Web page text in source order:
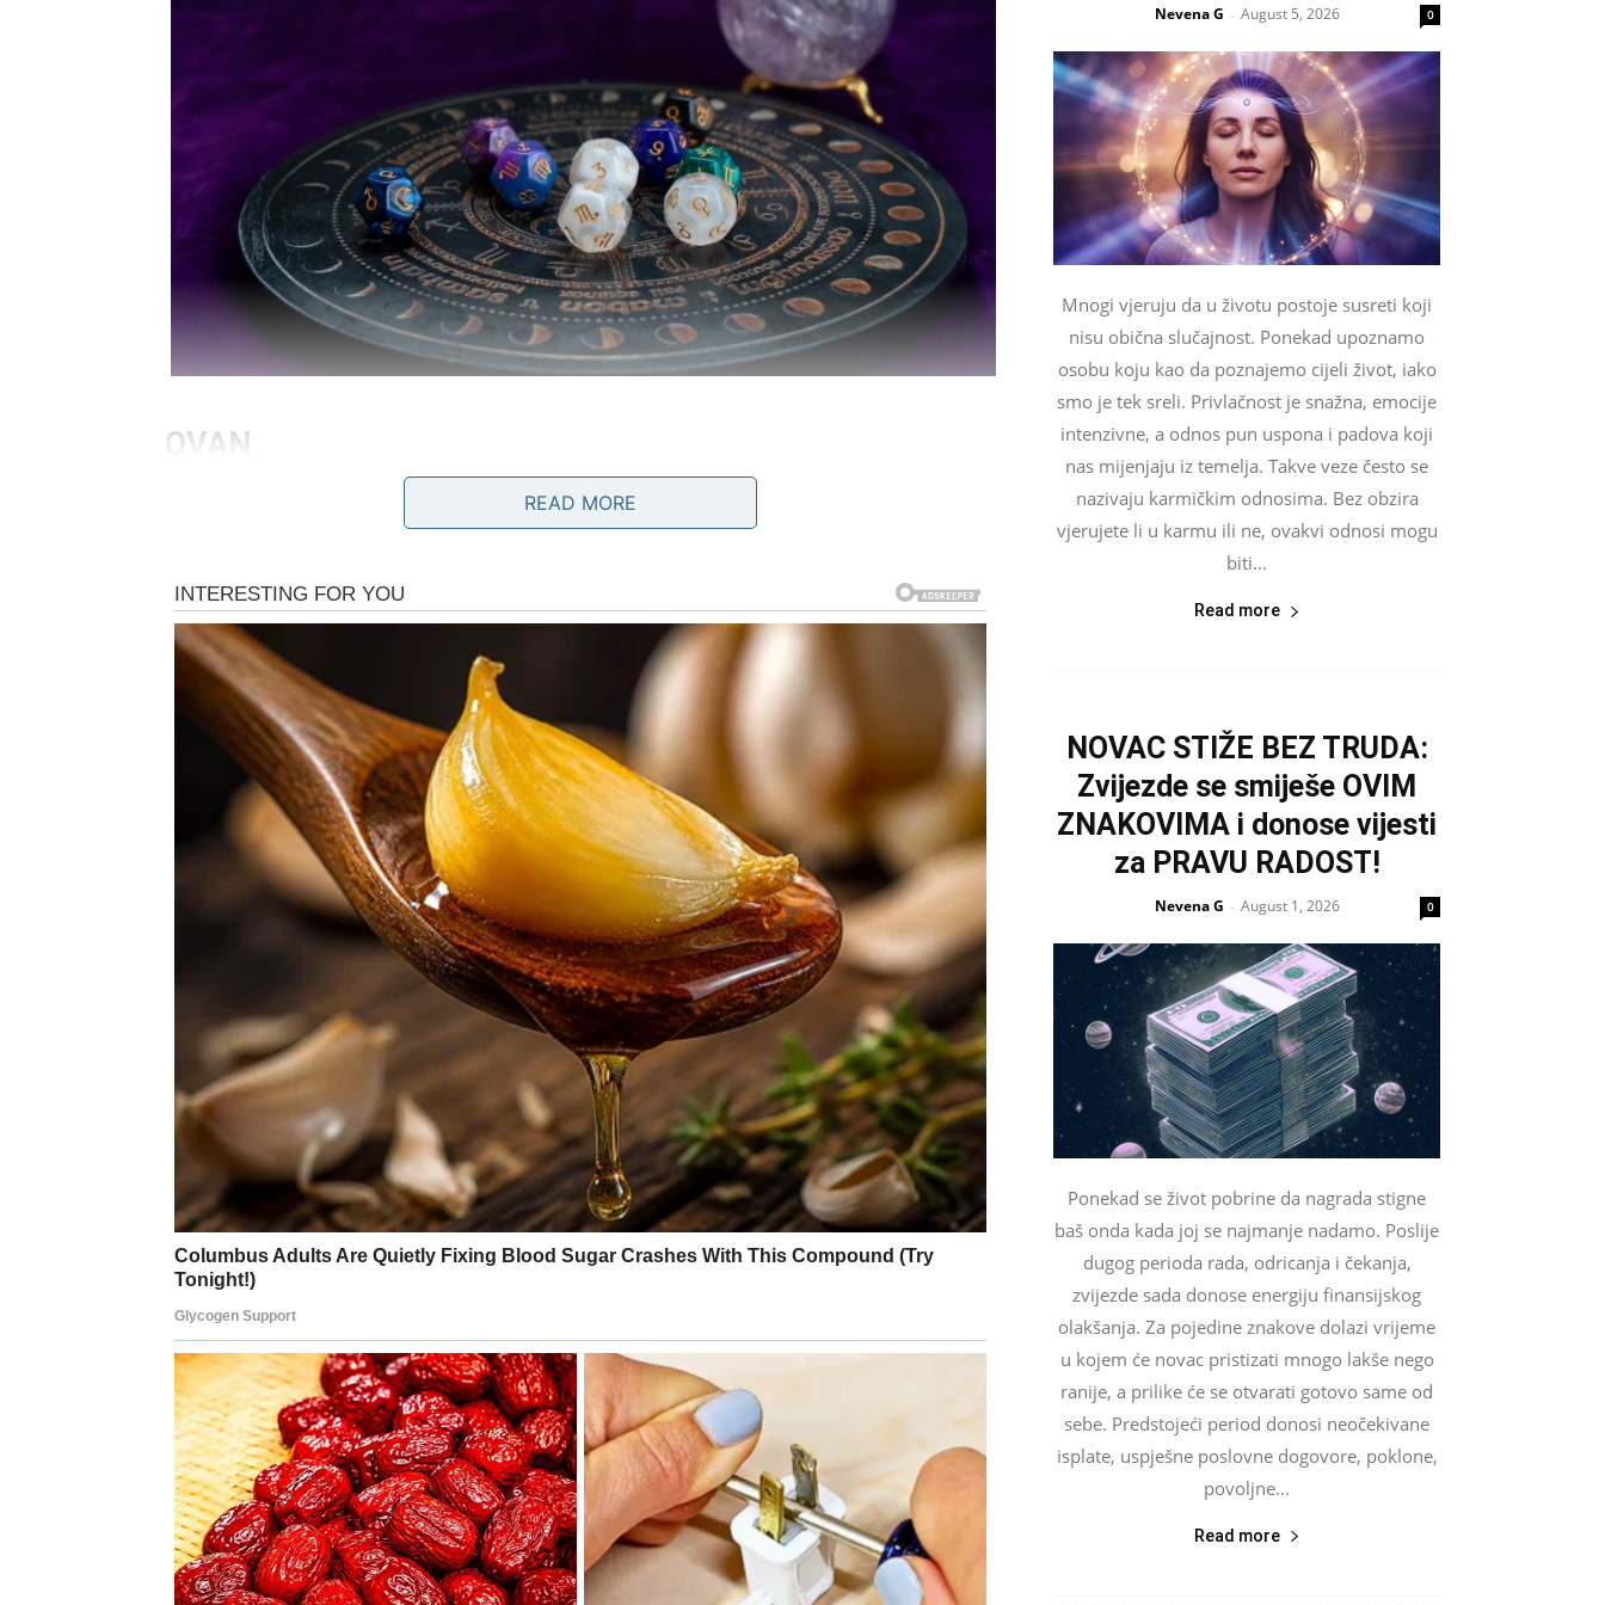
OVAN
Sudbina vam sprema neočekivan preokret
Pred vama su veoma uzbudljivi trenuci.
Bikovima dolazi emotivni mir i osjećaj sigurnosti.
Jedna osoba sada pokazuje emocije koje je dugo skrivala.
Ljubav vam dolazi kada ste skoro izgubili nadu
Pred vama su veoma nježni i posebni trenuci.
BLIZANCI
Zvijezde vam donose vijest koja mijenja mnogo toga.
Moguće je poznanstvo ili događaj koji vam potpuno okreće život u novom pravcu.
Ništa više neće biti isto
Pred vama su veoma važni trenuci.
RAK
Rakovi su među najvećim miljenicima sudbine u ovom periodu.
Poslije mnogo tuge dolazi sreća koju više nećete moći sakriti.
Sudbina vam donosi ono o čemu ste dugo maštali
READ MORE
Nevena G - August 5, 2026 0
Mnogi vjeruju da u životu postoje susreti koji
nisu obična slučajnost. Ponekad upoznamo
osobu koju kao da poznajemo cijeli život, iako
smo je tek sreli. Privlačnost je snažna, emocije
intenzivne, a odnos pun uspona i padova koji
nas mijenjaju iz temelja. Takve veze često se
nazivaju karmičkim odnosima. Bez obzira
vjerujete li u karmu ili ne, ovakvi odnosi mogu
biti...
Read more
NOVAC STIŽE BEZ TRUDA:
Zvijezde se smiješe OVIM
ZNAKOVIMA i donose vijesti
za PRAVU RADOST!
Nevena G - August 1, 2026 0
Ponekad se život pobrine da nagrada stigne
baš onda kada joj se najmanje nadamo. Poslije
dugog perioda rada, odricanja i čekanja,
zvijezde sada donose energiju finansijskog
olakšanja. Za pojedine znakove dolazi vrijeme
u kojem će novac pristizati mnogo lakše nego
ranije, a prilike će se otvarati gotovo same od
sebe. Predstojeći period donosi neočekivane
isplate, uspješne poslovne dogovore, poklone,
povoljne...
Read more